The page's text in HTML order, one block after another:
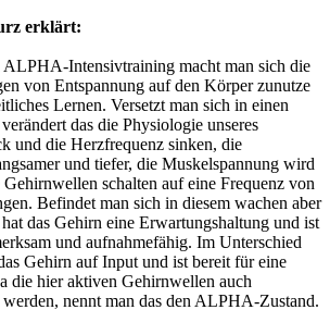
erklärt:
ALPHA-Intensivtraining macht man sich die
von Entspannung auf den Körper zunutze
Lernen. Versetzt man sich in einen
das die Physiologie unseres
und die Herzfrequenz sinken, die
und tiefer, die Muskelspannung wird
schalten auf eine Frequenz von
Befindet man sich in diesem wachen aber
das Gehirn eine Erwartungshaltung und ist
und aufnahmefähig. Im Unterschied
Gehirn auf Input und ist bereit für eine
die hier aktiven Gehirnwellen auch
nennt man das den ALPHA-Zustand.